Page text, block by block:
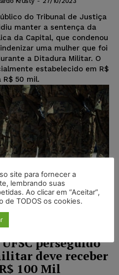
do Tribunal de Justiça
manter a sentença da
da Capital, que condenou
uma mulher que foi
a Ditadura Militar. O
estabelecido em R$
50 mil.
perseguido
deve receber
100 Mil
site para fornecer a
lembrando suas
Ao clicar em “Aceitar”,
de TODOS os cookies.